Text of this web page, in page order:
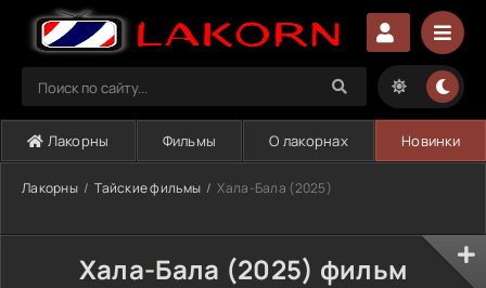
Лакорны Фильмы О лакорнах Новинки
Лакорны Тайские фильмы Хала-Бала (2025)
Хала-Бала (2025) фильм